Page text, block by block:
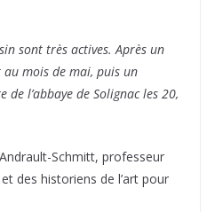
sont très actives. Après un
au mois de mai, puis un
l’abbaye de Solignac les 20,
Schmitt, professeur
des historiens de l’art pour